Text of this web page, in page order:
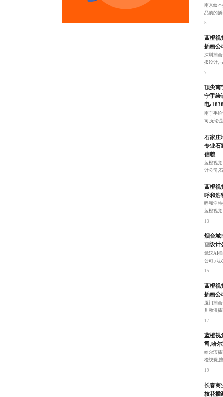
南京绘
品质的插
55092！
5
蓝橙视
插画公
深圳插画
报设计,
7
顶尖南
宁手绘
电
南宁手
司,无论
石家庄
专业石
信赖
蓝橙视觉
计公司,
蓝橙视
呼和浩
呼和浩特
蓝橙视觉
材的插
13
烟台城
画设计
武汉AI插
公司,武
美偏好
15
蓝橙视
插画公
厦门插
川动漫
不同客
17
蓝橙视
司,哈
哈尔滨
橙视觉,
求。
19
长春商
枝花插